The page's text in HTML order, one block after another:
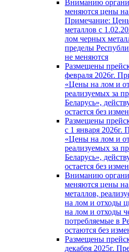
Вниманию
меняются цены
Примечание:
металлов с
лом черных
пределы
не меняются
Размещены
февраля 2026г.
«Цены на лом и
реализуемых за
Беларусь»,
остается без
Размещены
с 1 января 2026г.
«Цены на лом и
реализуемых за
Беларусь»,
остается без
Вниманию
меняются цены
металлов,
на лом и отходы
на лом и отходы
потребляемые в
остаются без
Размещены
декабря 2025г.